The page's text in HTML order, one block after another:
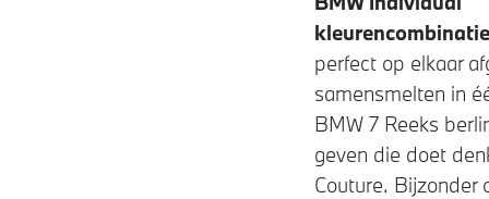
perfect op elkaar
samensmelten in
BMW 7 Reeks
geven die doet
Couture. Bijzonder